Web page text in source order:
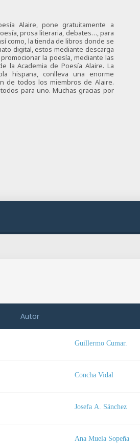
Alaire, pone gratuitamente a
prosa literaria, debates…, para
como, la tienda de libros donde se
digital, estos mediante descarga
la poesía, mediante las
la Academia de Poesía Alaire. La
hispana, conlleva una enorme
de todos los miembros de Alaire.
para uno. Muchas gracias por
Autor
Guillermo Cumar.
Concha Vidal
Josefa A. Sánchez
Ana Muela Sopeña